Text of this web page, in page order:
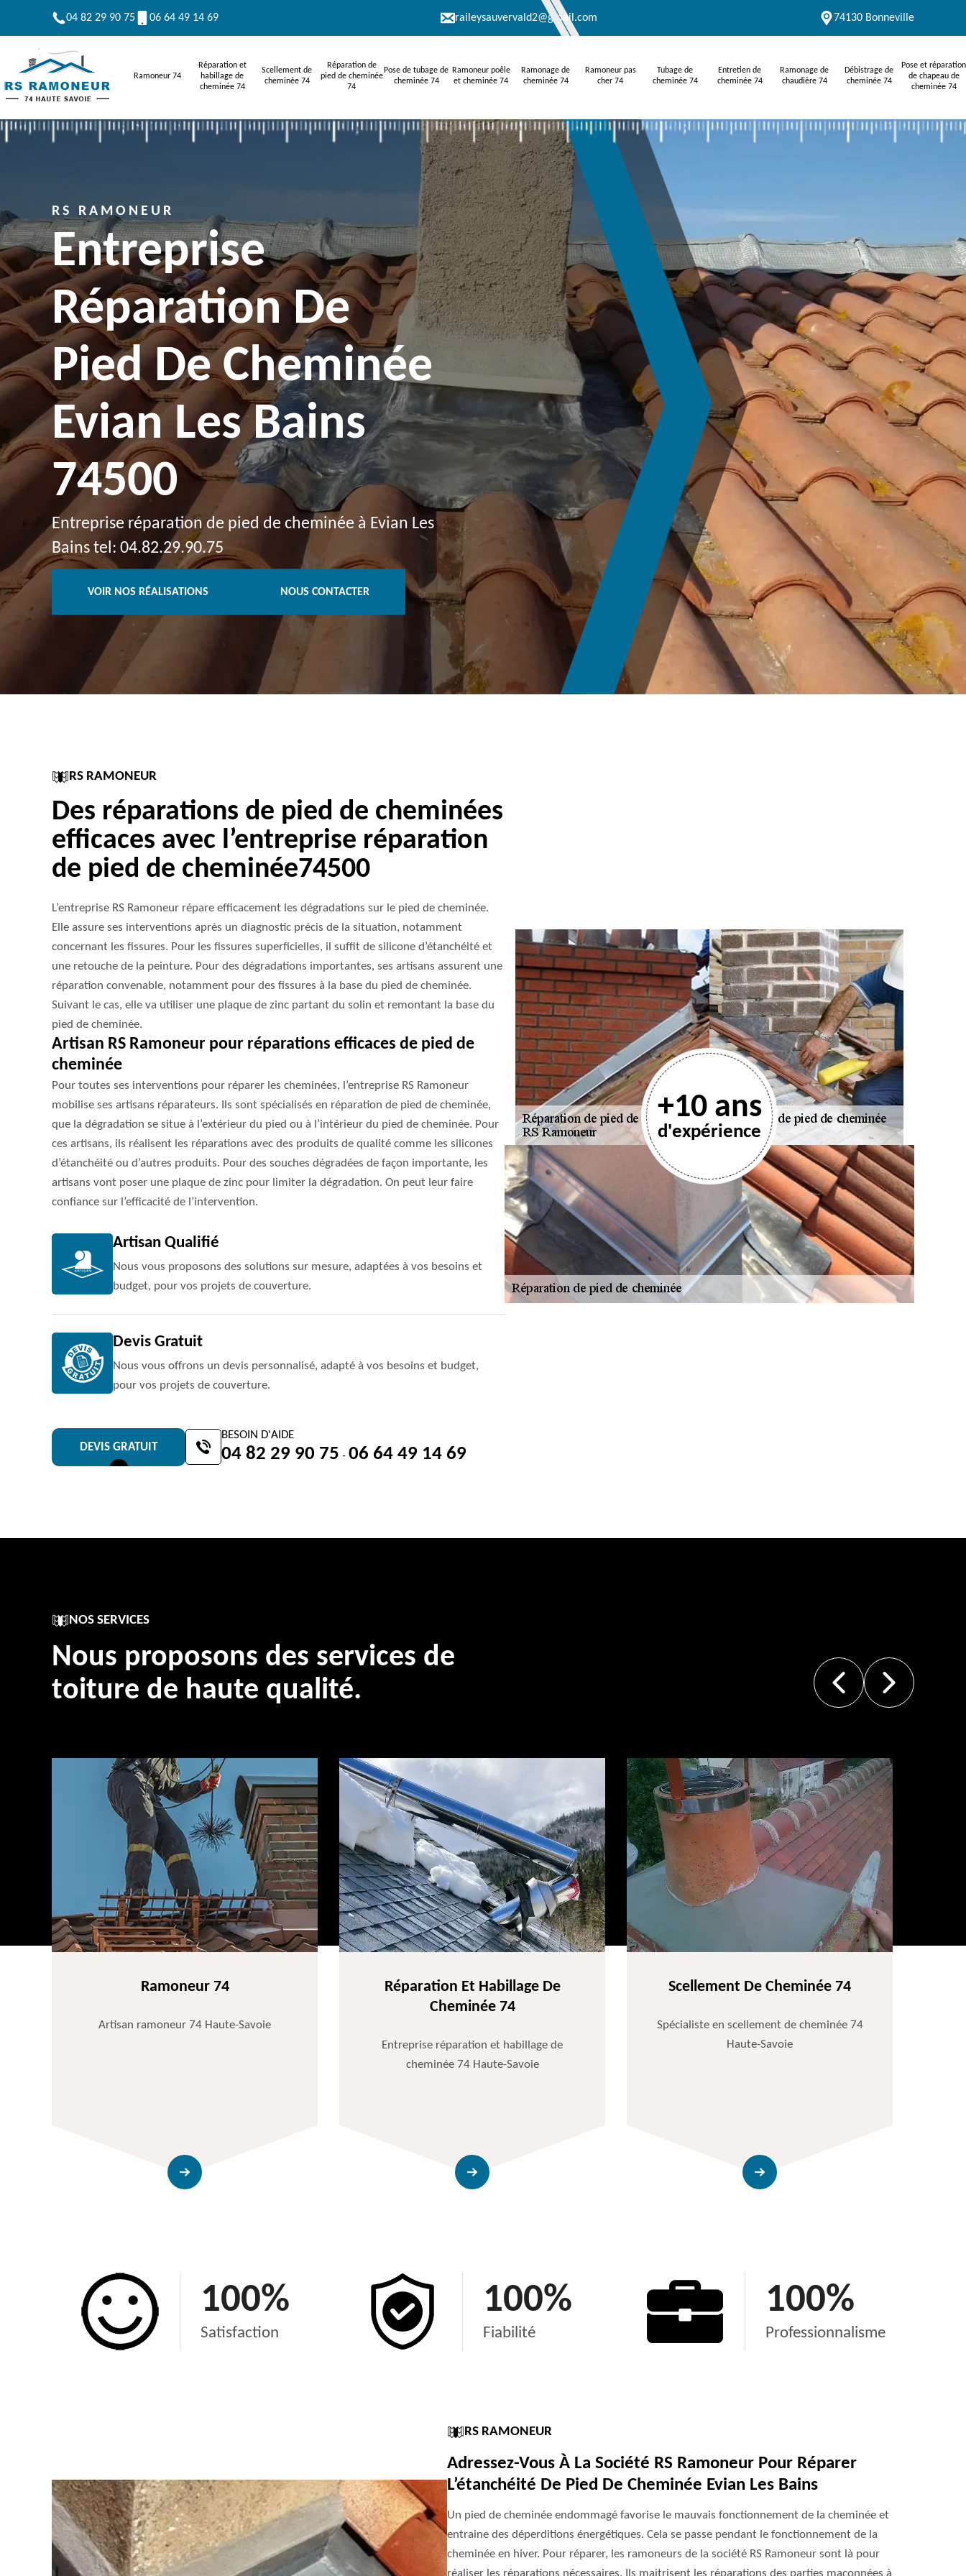
04 82 29 90 75 06 64 49 14 69 raileysauvervald2@gmail.com 74130 Bonneville
Ramoneur 74
Réparation et
habillage de
cheminée 74
Scellement de
cheminée 74
Réparation de
pied de cheminée
74
Pose de tubage de
cheminée 74
Ramoneur poêle
et cheminée 74
Ramonage de
cheminée 74
Ramoneur pas
cher 74
Tubage de
cheminée 74
Entretien de
cheminée 74
Ramonage de
chaudière 74
Débistrage de
cheminée 74
Pose et réparation
de chapeau de
cheminée 74
RS RAMONEUR
Entreprise
Réparation De
Pied De Cheminée
Evian Les Bains
74500
Entreprise réparation de pied de cheminée à Evian Les
Bains tel: 04.82.29.90.75
VOIR NOS RÉALISATIONS NOUS CONTACTER
RS RAMONEUR
Des réparations de pied de cheminées
efficaces avec l’entreprise réparation
de pied de cheminée74500
L’entreprise RS Ramoneur répare efficacement les dégradations sur le pied de cheminée.
Elle assure ses interventions après un diagnostic précis de la situation, notamment
concernant les fissures. Pour les fissures superficielles, il suffit de silicone d’étanchéité et
une retouche de la peinture. Pour des dégradations importantes, ses artisans assurent une
réparation convenable, notamment pour des fissures à la base du pied de cheminée.
Suivant le cas, elle va utiliser une plaque de zinc partant du solin et remontant la base du
pied de cheminée.
Artisan RS Ramoneur pour réparations efficaces de pied de
cheminée
Pour toutes ses interventions pour réparer les cheminées, l’entreprise RS Ramoneur
mobilise ses artisans réparateurs. Ils sont spécialisés en réparation de pied de cheminée,
que la dégradation se situe à l’extérieur du pied ou à l’intérieur du pied de cheminée. Pour
ces artisans, ils réalisent les réparations avec des produits de qualité comme les silicones
d’étanchéité ou d’autres produits. Pour des souches dégradées de façon importante, les
artisans vont poser une plaque de zinc pour limiter la dégradation. On peut leur faire
confiance sur l’efficacité de l’intervention.
Artisan Qualifié
Nous vous proposons des solutions sur mesure, adaptées à vos besoins et
budget, pour vos projets de couverture.
Devis Gratuit
Nous vous offrons un devis personnalisé, adapté à vos besoins et budget,
pour vos projets de couverture.
DEVIS GRATUIT
BESOIN D'AIDE
04 82 29 90 75 - 06 64 49 14 69
+10 ans
d'expérience
NOS SERVICES
Nous proposons des services de
toiture de haute qualité.
Ramoneur 74
Artisan ramoneur 74 Haute-Savoie
Réparation Et Habillage De
Cheminée 74
Entreprise réparation et habillage de
cheminée 74 Haute-Savoie
Scellement De Cheminée 74
Spécialiste en scellement de cheminée 74
Haute-Savoie
100%
Satisfaction
100%
Fiabilité
100%
Professionnalisme
RS RAMONEUR
Adressez-Vous À La Société RS Ramoneur Pour Réparer
L’étanchéité De Pied De Cheminée Evian Les Bains
Un pied de cheminée endommagé favorise le mauvais fonctionnement de la cheminée et
entraine des déperditions énergétiques. Cela se passe pendant le fonctionnement de la
cheminée en hiver. Pour réparer, les ramoneurs de la société RS Ramoneur sont là pour
réaliser les réparations nécessaires. Ils maitrisent les réparations des parties maçonnées à